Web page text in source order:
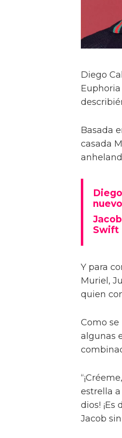
Diego
Basada
casada
Swift
Y para
Muriel,
quien
Como
algunas
estrella
dios!
Jacob